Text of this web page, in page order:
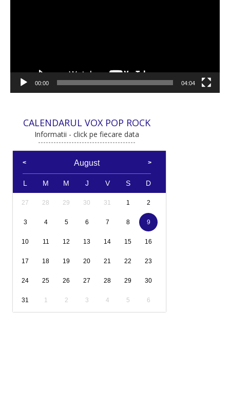
00:00 04:04
CALENDARUL VOX POP ROCK
Informatii - click pe fiecare data
August
L M M J V S D
27 28 29 30 31 1 2
3 4 5 6 7 8 9
10 11 12 13 14 15 16
17 18 19 20 21 22 23
24 25 26 27 28 29 30
31 1 2 3 4 5 6